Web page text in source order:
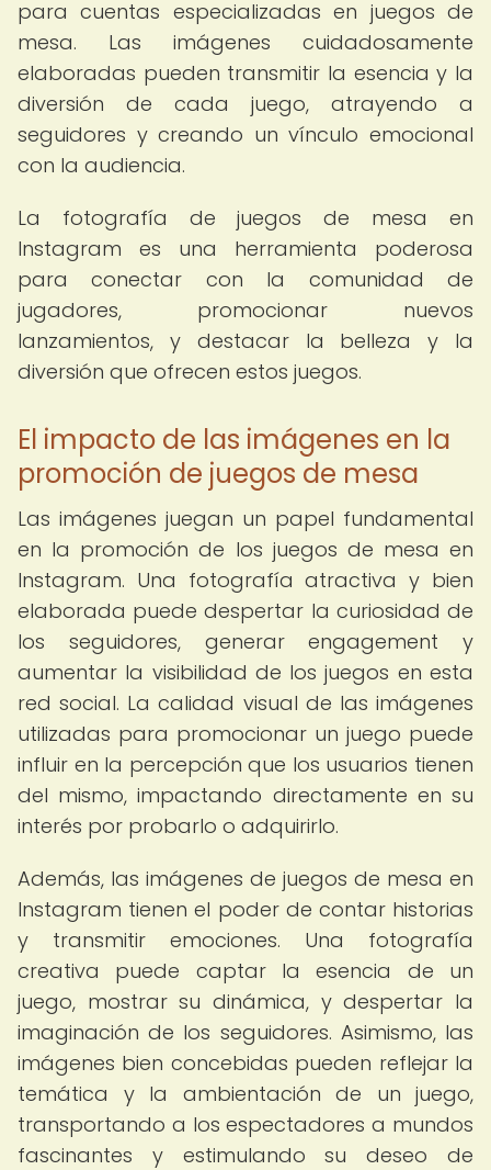
para cuentas especializadas en juegos de
mesa. Las imágenes cuidadosamente
elaboradas pueden transmitir la esencia y la
diversión de cada juego, atrayendo a
seguidores y creando un vínculo emocional
con la audiencia.
La fotografía de juegos de mesa en
Instagram es una herramienta poderosa
para conectar con la comunidad de
jugadores, promocionar nuevos
lanzamientos, y destacar la belleza y la
diversión que ofrecen estos juegos.
El impacto de las imágenes en la
promoción de juegos de mesa
Las imágenes juegan un papel fundamental
en la promoción de los juegos de mesa en
Instagram. Una fotografía atractiva y bien
elaborada puede despertar la curiosidad de
los seguidores, generar engagement y
aumentar la visibilidad de los juegos en esta
red social. La calidad visual de las imágenes
utilizadas para promocionar un juego puede
influir en la percepción que los usuarios tienen
del mismo, impactando directamente en su
interés por probarlo o adquirirlo.
Además, las imágenes de juegos de mesa en
Instagram tienen el poder de contar historias
y transmitir emociones. Una fotografía
creativa puede captar la esencia de un
juego, mostrar su dinámica, y despertar la
imaginación de los seguidores. Asimismo, las
imágenes bien concebidas pueden reflejar la
temática y la ambientación de un juego,
transportando a los espectadores a mundos
fascinantes y estimulando su deseo de